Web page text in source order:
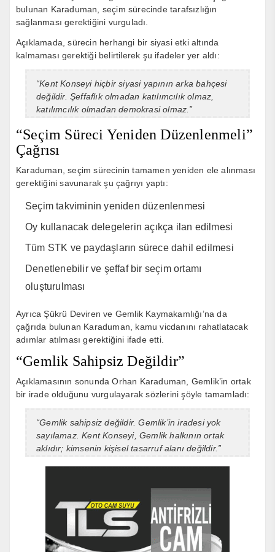
bulunan Karaduman, seçim sürecinde tarafsızlığın
sağlanması gerektiğini vurguladı.
Açıklamada, sürecin herhangi bir siyasi etki altında
kalmaması gerektiği belirtilerek şu ifadeler yer aldı:
“Kent Konseyi hiçbir siyasi yapının arka bahçesi
değildir. Şeffaflık olmadan katılımcılık olmaz,
katılımcılık olmadan demokrasi olmaz.”
“Seçim Süreci Yeniden Düzenlenmeli”
Çağrısı
Karaduman, seçim sürecinin tamamen yeniden ele alınması
gerektiğini savunarak şu çağrıyı yaptı:
Seçim takviminin yeniden düzenlenmesi
Oy kullanacak delegelerin açıkça ilan edilmesi
Tüm STK ve paydaşların sürece dahil edilmesi
Denetlenebilir ve şeffaf bir seçim ortamı
oluşturulması
AyrıcaŞükrü Deviren ve Gemlik Kaymakamlığı’na da
çağrıda bulunan Karaduman, kamu vicdanını rahatlatacak
adımlar atılması gerektiğini ifade etti.
“Gemlik Sahipsiz Değildir”
Açıklamasının sonunda Orhan Karaduman, Gemlik’in ortak
bir irade olduğunu vurgulayarak sözlerini şöyle tamamladı:
“Gemlik sahipsiz değildir. Gemlik’in iradesi yok
sayılamaz. Kent Konseyi, Gemlik halkının ortak
aklıdır; kimsenin kişisel tasarruf alanı değildir.”